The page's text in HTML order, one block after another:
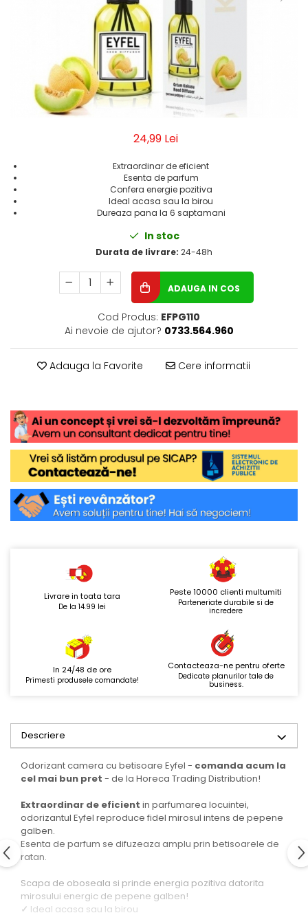
Intretinere masina de spalat
Insecticide si Capcane
Odorizante
Sapunuri
Solutii desfundat tevi
24,99 Lei
Extraordinar de eficient
Esenta de parfum
Confera energie pozitiva
Ideal acasa sau la birou
Dureaza pana la 6 saptamani
In stoc
Durata de livrare: 24-48h
ADAUGA IN COS
Cod Produs: EFPG110
Ai nevoie de ajutor? 0733.564.960
Adauga la Favorite Cere informatii
Livrare in toata tara
De la 14.99 lei
Peste 10000 clienti multumiti
Parteneriate durabile si de
incredere
In 24/48 de ore
Primesti produsele comandate!
Contacteaza-ne pentru oferte
Dedicate planurilor tale de
business.
Descriere
Odorizant camera cu betisoare Eyfel - comanda acum la
cel mai bun pret - de la Horeca Trading Distribution!
Extraordinar de eficient in parfumarea locuintei,
odorizantul Eyfel reproduce fidel mirosul intens de pepene
galben.
Esenta de parfum se difuzeaza amplu prin betisoarele de
ratan.
Scapa de oboseala si prinde energia pozitiva datorita
mirosului energic de pepene galben!
✓ Ideal acasa sau la birou